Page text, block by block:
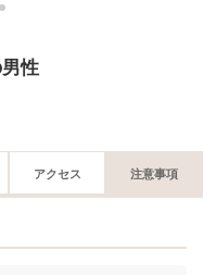
4
性
アクセス 注意事項